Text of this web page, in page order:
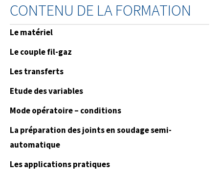
CONTENU DE LA FORMATION
Le matériel
Le couple fil-gaz
Les transferts
Etude des variables
Mode opératoire – conditions
La préparation des joints en soudage semi-
automatique
Les applications pratiques